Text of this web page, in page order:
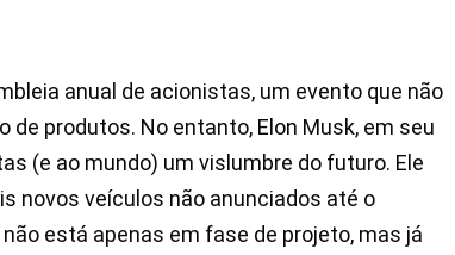
anual de acionistas, um evento que não
produtos. No entanto, Elon Musk, em seu
(e ao mundo) um vislumbre do futuro. Ele
novos veículos não anunciados até o
está apenas em fase de projeto, mas já